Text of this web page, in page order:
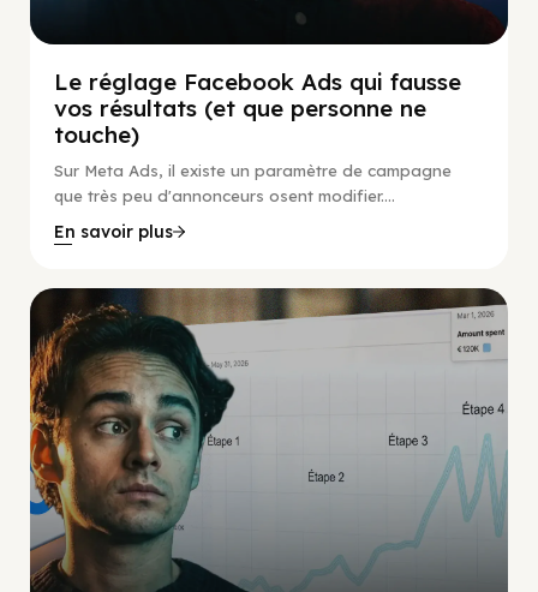
Le réglage Facebook Ads qui fausse
vos résultats (et que personne ne
touche)
Sur Meta Ads, il existe un paramètre de campagne
que très peu d'annonceurs osent modifier....
En savoir plus